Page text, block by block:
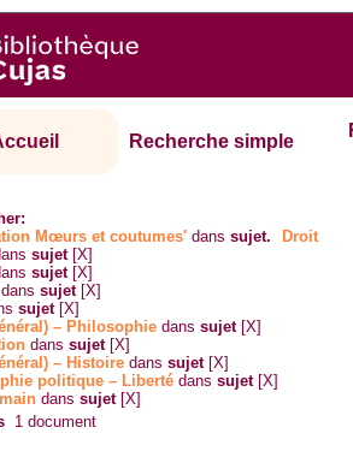
Recherche simple
Mœurs et coutumes' danssujet.
Droit
sujet [X]
sujet [X]
danssujet [X]
sujet [X]
– Philosophie danssujet [X]
danssujet [X]
– Histoire danssujet [X]
politique – Liberté danssujet [X]
danssujet [X]
1 document